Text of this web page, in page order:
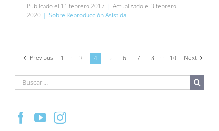
Publicado el 11 febrero 2017 | Actualizado el 3 febrero
2020 | Sobre Reproducción Asistida
Previous 1 ··· 3 4 5 6 7 8 ··· 10 Next
Buscar